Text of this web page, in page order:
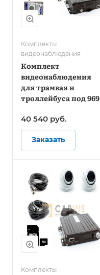
Комплекты
видеонаблюдения
Комплект
видеонаблюдения
для трамвая и
троллейбуса под 969
Стандарт
40 540 руб.
Заказать
Комплекты